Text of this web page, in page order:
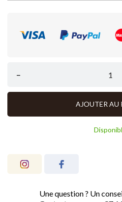
–
AJOUTER AU
Une question ? Un